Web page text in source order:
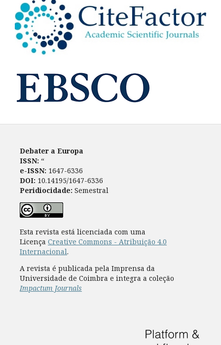
Debater a Europa
ISSN: “
e-ISSN: 1647-6336
DOI: 10.14195/1647-6336
Peridiocidade: Semestral
Esta revista está licenciada com uma
Licença Creative Commons - Atribuição 4.0
Internacional.
A revista é publicada pela Imprensa da
Universidade de Coimbra e integra a coleção
Impactum Journals